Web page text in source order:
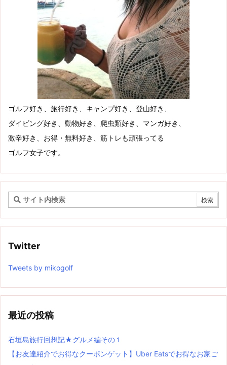
ゴルフ好き、旅行好き、キャンプ好き、登山好き、
ダイビング好き、動物好き、爬虫類好き、マンガ好き、
激辛好き、お得・無料好き、筋トレも頑張ってる
ゴルフ女子です。
Twitter
Tweets by mikogolf
最近の投稿
石垣島旅行回想記★グルメ編その１
【お友達紹介でお得なクーポンゲット】Uber Eatsでお得なお家ご